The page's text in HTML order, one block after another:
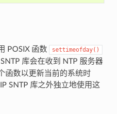
POSIX 函数 settimeofday()
库会在收到 NTP 服务器
函数以更新当前的系统时
SNTP 库之外独立地使用这